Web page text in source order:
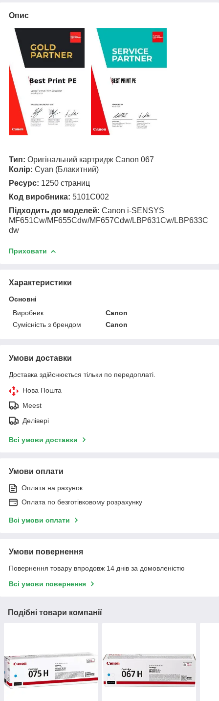
Опис
Тип: Оригінальний картридж Canon 067
Колір: Cyan (Блакитний)
Ресурс: 1250 страниц
Код виробника: 5101C002
Підходить до моделей: Canon i-SENSYS
MF651Cw/MF655Cdw/MF657Cdw/LBP631Cw/LBP633C
dw
Приховати
Характеристики
Основні
Виробник
Canon
Сумісність з брендом
Canon
Умови доставки
Доставка здійснюється тільки по передоплаті.
Нова Пошта
Meest
Делівері
Всі умови доставки
Умови оплати
Оплата на рахунок
Оплата по безготівковому розрахунку
Всі умови оплати
Умови повернення
Повернення товару впродовж 14 днів за домовленістю
Всі умови повернення
Подібні товари компанії